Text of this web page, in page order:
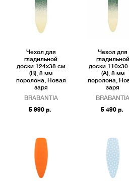
Чехол для
гладильной
доски 124x38 см
(B), 8 мм
поролона, Новая
заря
BRABANTIA
5 990 р.
Чехол для
гладильной
доски
(A), 8 мм
поролона,
заря
BRABANTIA
5 490 р.